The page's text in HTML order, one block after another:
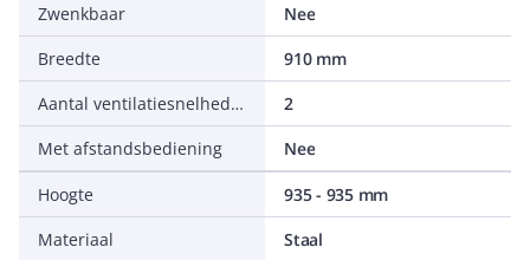
Zwenkbaar
Nee
Breedte
910 mm
Aantal ventilatiesnelheden
2
Met afstandsbediening
Nee
Hoogte
935 - 935 mm
Materiaal
Staal